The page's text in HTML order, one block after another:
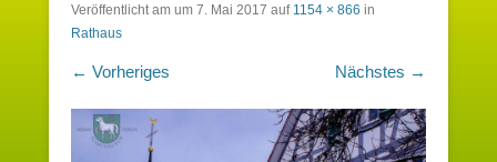
Veröffentlicht am um 7. Mai 2017 auf 1154 × 866 in
Rathaus
← Vorheriges Nächstes →